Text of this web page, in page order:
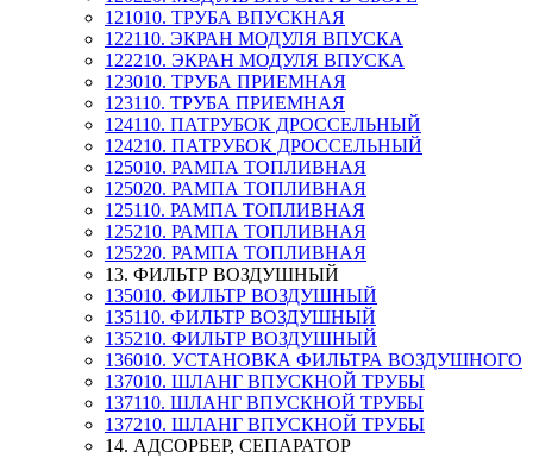
121010. ТРУБА ВПУСКНАЯ
122110. ЭКРАН МОДУЛЯ ВПУСКА
122210. ЭКРАН МОДУЛЯ ВПУСКА
123010. ТРУБА ПРИЕМНАЯ
123110. ТРУБА ПРИЕМНАЯ
124110. ПАТРУБОК ДРОССЕЛЬНЫЙ
124210. ПАТРУБОК ДРОССЕЛЬНЫЙ
125010. РАМПА ТОПЛИВНАЯ
125020. РАМПА ТОПЛИВНАЯ
125110. РАМПА ТОПЛИВНАЯ
125210. РАМПА ТОПЛИВНАЯ
125220. РАМПА ТОПЛИВНАЯ
13. ФИЛЬТР ВОЗДУШНЫЙ
135010. ФИЛЬТР ВОЗДУШНЫЙ
135110. ФИЛЬТР ВОЗДУШНЫЙ
135210. ФИЛЬТР ВОЗДУШНЫЙ
136010. УСТАНОВКА ФИЛЬТРА ВОЗДУШНОГО
137010. ШЛАНГ ВПУСКНОЙ ТРУБЫ
137110. ШЛАНГ ВПУСКНОЙ ТРУБЫ
137210. ШЛАНГ ВПУСКНОЙ ТРУБЫ
14. АДСОРБЕР, СЕПАРАТОР